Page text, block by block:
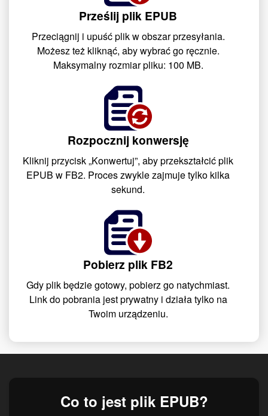
Prześlij plik EPUB
Przeciągnij i upuść plik w obszar przesyłania.
Możesz też kliknąć, aby wybrać go ręcznie.
Maksymalny rozmiar pliku: 100 MB.
Rozpocznij konwersję
Kliknij przycisk „Konwertuj”, aby przekształcić plik
EPUB w FB2. Proces zwykle zajmuje tylko kilka
sekund.
Pobierz plik FB2
Gdy plik będzie gotowy, pobierz go natychmiast.
Link do pobrania jest prywatny i działa tylko na
Twoim urządzeniu.
Co to jest plik EPUB?